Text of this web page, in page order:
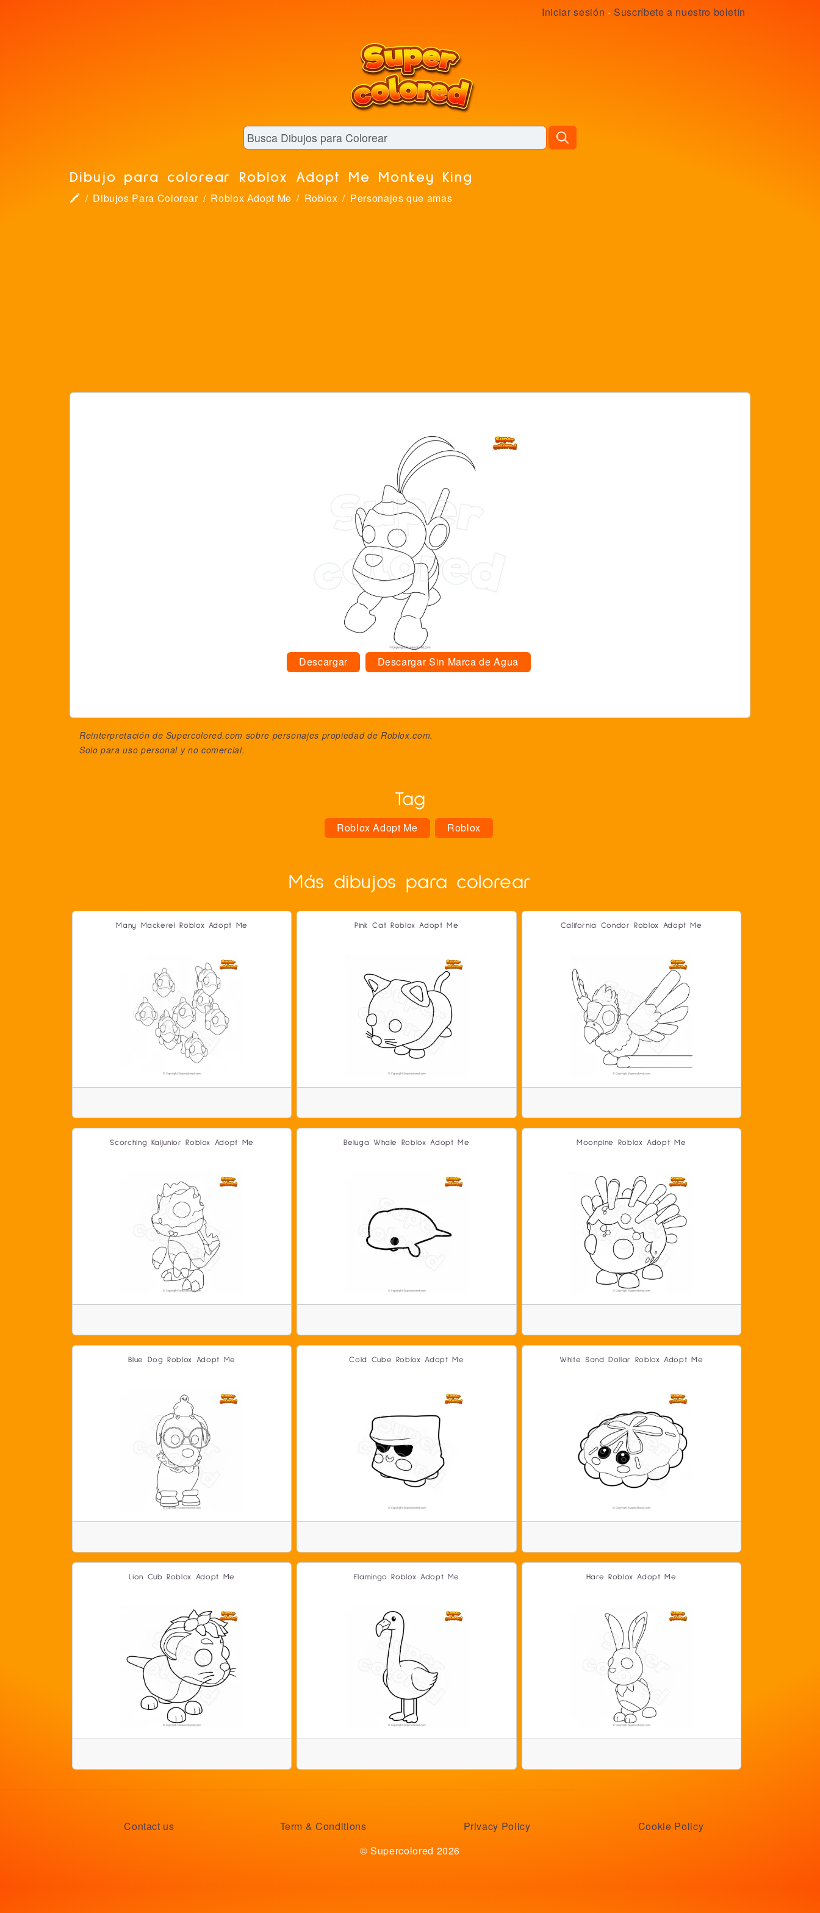
Iniciar sesión -Suscríbete a nuestro boletín
Dibujo para colorear Roblox Adopt Me Monkey King
🖍 Dibujos Para Colorear Roblox Adopt Me Roblox Personajes que amas
Descargar Descargar Sin Marca de Agua
Reinterpretación de Supercolored.com sobre personajes propiedad de Roblox.com.
Solo para uso personal y no comercial.
Tag
Roblox Adopt Me Roblox
Más dibujos para colorear
Many Mackerel Roblox Adopt Me Pink Cat Roblox Adopt Me California Condor Roblox Adopt Me
Scorching Kaijunior Roblox Adopt Me Beluga Whale Roblox Adopt Me Moonpine Roblox Adopt Me
Blue Dog Roblox Adopt Me Cold Cube Roblox Adopt Me White Sand Dollar Roblox Adopt Me
Lion Cub Roblox Adopt Me Flamingo Roblox Adopt Me Hare Roblox Adopt Me
Contact us Term & Conditions Privacy Policy
Cookie Policy
© Supercolored 2026